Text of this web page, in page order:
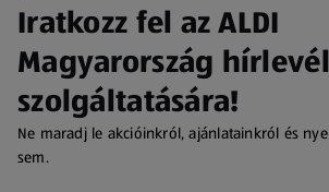
Iratkozz fel az ALDI
Magyarország hírlevél
szolgáltatására!
Ne maradj le akcióinkról, ajánlatainkról és
sem.